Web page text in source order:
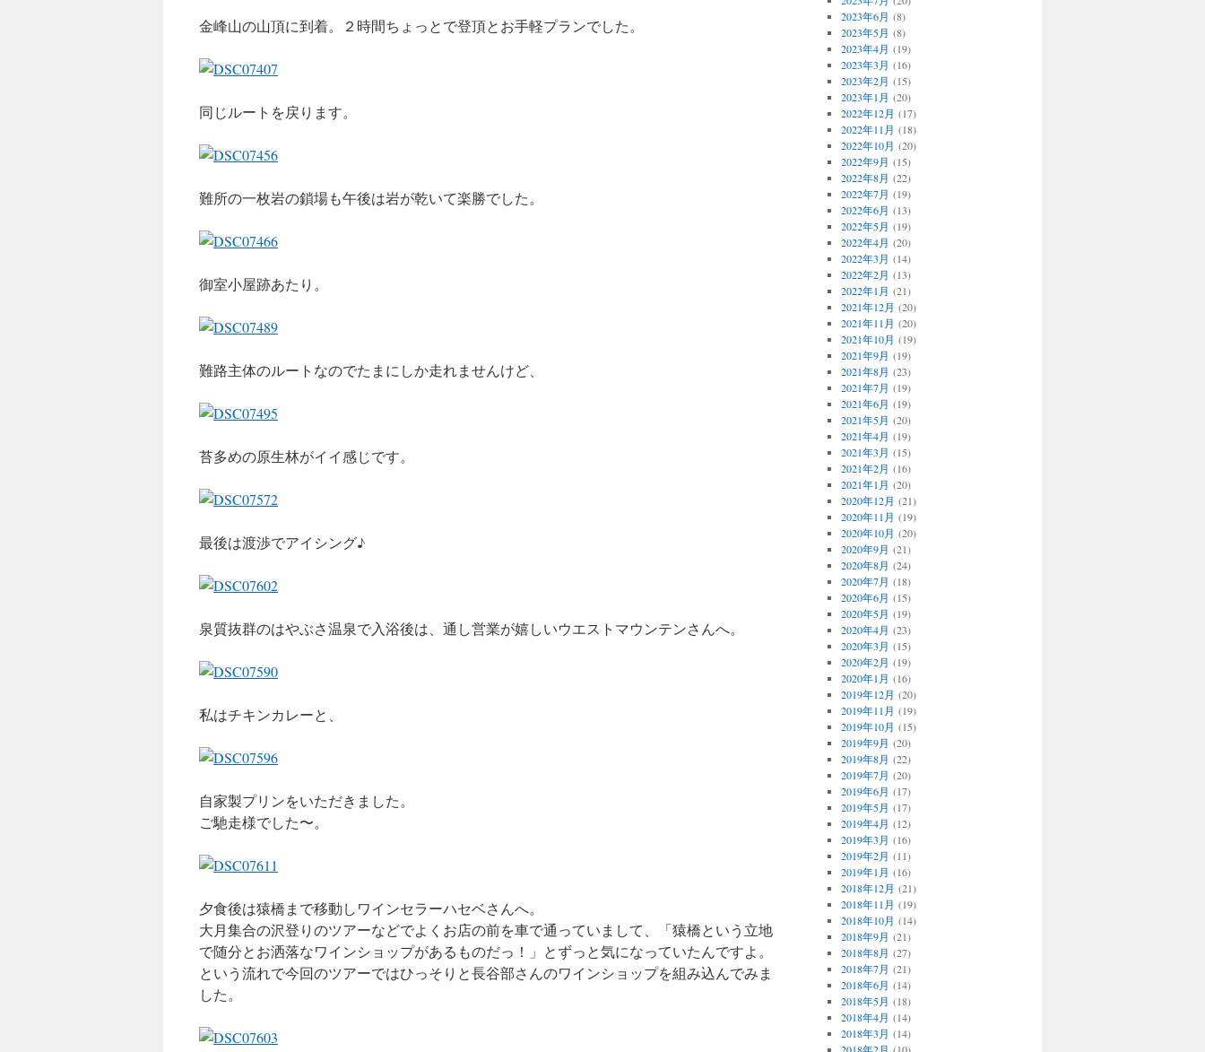
金峰山の山頂に到着。２時間ちょっとで登頂とお手軽プランでした。
同じルートを戻ります。
難所の一枚岩の鎖場も午後は岩が乾いて楽勝でした。
御室小屋跡あたり。
難路主体のルートなのでたまにしか走れませんけど、
苔多めの原生林がイイ感じです。
最後は渡渉でアイシング♪
泉質抜群のはやぶさ温泉で入浴後は、通し営業が嬉しいウエストマウンテンさんへ。
私はチキンカレーと、
自家製プリンをいただきました。
ご馳走様でした〜。
夕食後は猿橋まで移動しワインセラーハセベさんへ。
大月集合の沢登りのツアーなどでよくお店の前を車で通っていまして、「猿橋という立地
で随分とお洒落なワインショップがあるものだっ！」とずっと気になっていたんですよ。
という流れで今回のツアーではひっそりと長谷部さんのワインショップを組み込んでみま
した。
2023年6月 (8)
2023年5月 (8)
2023年4月 (19)
2023年3月 (16)
2023年2月 (15)
2023年1月 (20)
2022年12月 (17)
2022年11月 (18)
2022年10月 (20)
2022年9月 (15)
2022年8月 (22)
2022年7月 (19)
2022年6月 (13)
2022年5月 (19)
2022年4月 (20)
2022年3月 (14)
2022年2月 (13)
2022年1月 (21)
2021年12月 (20)
2021年11月 (20)
2021年10月 (19)
2021年9月 (19)
2021年8月 (23)
2021年7月 (19)
2021年6月 (19)
2021年5月 (20)
2021年4月 (19)
2021年3月 (15)
2021年2月 (16)
2021年1月 (20)
2020年12月 (21)
2020年11月 (19)
2020年10月 (20)
2020年9月 (21)
2020年8月 (24)
2020年7月 (18)
2020年6月 (15)
2020年5月 (19)
2020年4月 (23)
2020年3月 (15)
2020年2月 (19)
2020年1月 (16)
2019年12月 (20)
2019年11月 (19)
2019年10月 (15)
2019年9月 (20)
2019年8月 (22)
2019年7月 (20)
2019年6月 (17)
2019年5月 (17)
2019年4月 (12)
2019年3月 (16)
2019年2月 (11)
2019年1月 (16)
2018年12月 (21)
2018年11月 (19)
2018年10月 (14)
2018年9月 (21)
2018年8月 (27)
2018年7月 (21)
2018年6月 (14)
2018年5月 (18)
2018年4月 (14)
2018年3月 (14)